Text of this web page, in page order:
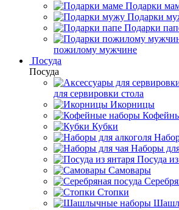
Подарки
Подарки
Подарки
пожилому мужчине
Посуда
Посуда
для сервировки стола
Икорницы
Кубки
Наборы
Посуда
Самовары
Стопки